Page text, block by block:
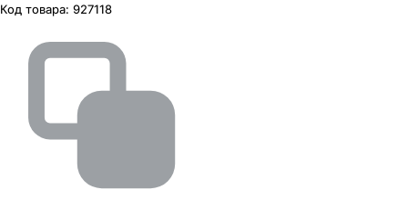
Код товара: 927118